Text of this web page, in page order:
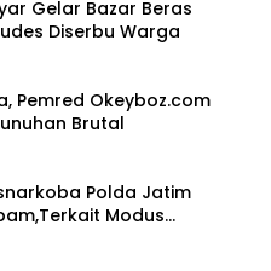
Gelar Bazar Beras
Diserbu Warga
Pemred Okeyboz.com
Brutal
Polda Jatim
Modus
Juta Raib